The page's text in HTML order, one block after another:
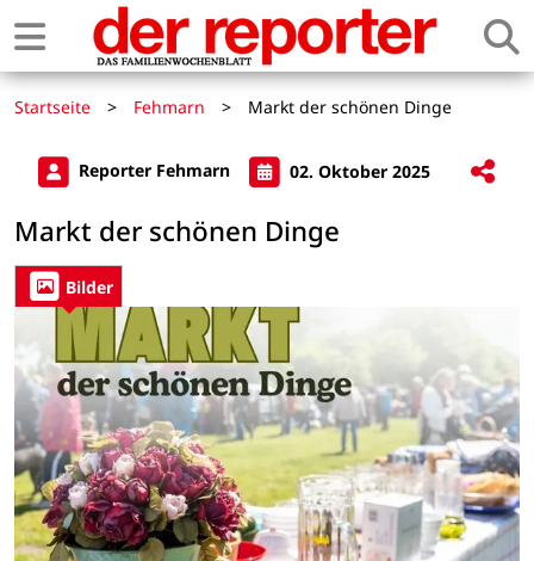
Startseite > Fehmarn > Markt der schönen Dinge
Reporter Fehmarn 02. Oktober 2025
Markt der schönen Dinge
Bilder